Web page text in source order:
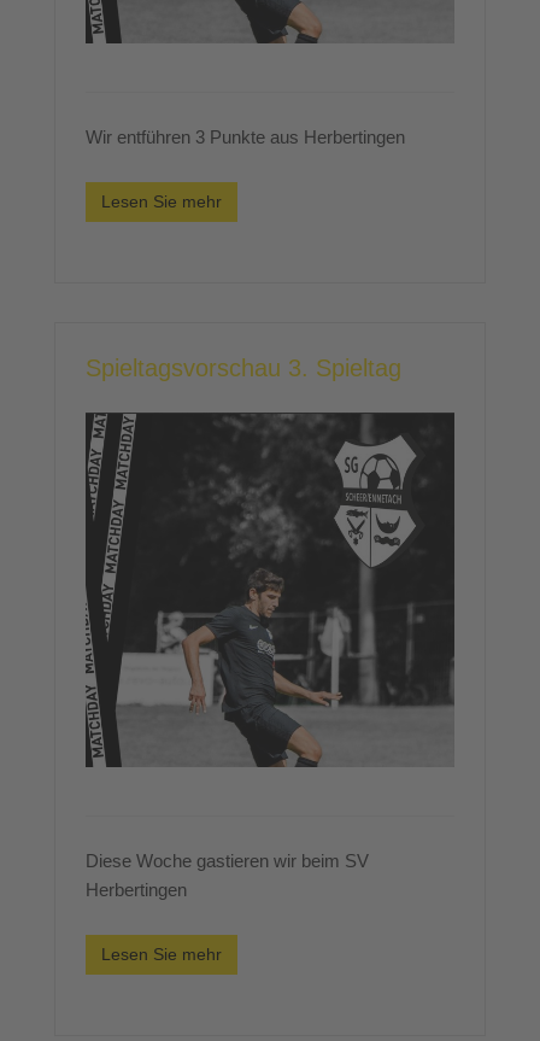
Wir entführen 3 Punkte aus Herbertingen
Lesen Sie mehr
Spieltagsvorschau 3. Spieltag
Diese Woche gastieren wir beim SV
Herbertingen
Lesen Sie mehr